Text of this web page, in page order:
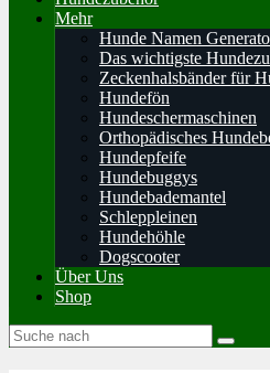
Mehr
Hunde Namen
Das wichtigste
Zeckenhalsbänder für
Hundefön
Hundeschermaschinen
Orthopädisches
Hundepfeife
Hundebuggys
Hundebademantel
Schleppleinen
Hundehöhle
Dogscooter
Über Uns
Shop